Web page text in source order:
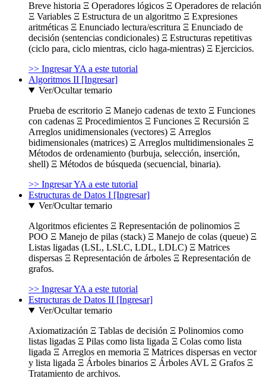
Breve historia Ξ Operadores lógicos Ξ Operadores de relación
Ξ Variables Ξ Estructura de un algoritmo Ξ Expresiones
aritméticas Ξ Enunciado lectura/escritura Ξ Enunciado de
decisión (sentencias condicionales) Ξ Estructuras repetitivas
(ciclo para, ciclo mientras, ciclo haga-mientras) Ξ Ejercicios.
>> Ingresar YA a este tutorial
Algoritmos II [Ingresar]
Ver/Ocultar temario
Prueba de escritorio Ξ Manejo cadenas de texto Ξ Funciones
con cadenas Ξ Procedimientos Ξ Funciones Ξ Recursión Ξ
Arreglos unidimensionales (vectores) Ξ Arreglos
bidimensionales (matrices) Ξ Arreglos multidimensionales Ξ
Métodos de ordenamiento (burbuja, selección, inserción,
shell) Ξ Métodos de búsqueda (secuencial, binaria).
>> Ingresar YA a este tutorial
Estructuras de Datos I [Ingresar]
Ver/Ocultar temario
Algoritmos eficientes Ξ Representación de polinomios Ξ
POO Ξ Manejo de pilas (stack) Ξ Manejo de colas (queue) Ξ
Listas ligadas (LSL, LSLC, LDL, LDLC) Ξ Matrices
dispersas Ξ Representación de árboles Ξ Representación de
grafos.
>> Ingresar YA a este tutorial
Estructuras de Datos II [Ingresar]
Ver/Ocultar temario
Axiomatización Ξ Tablas de decisión Ξ Polinomios como
listas ligadas Ξ Pilas como lista ligada Ξ Colas como lista
ligada Ξ Arreglos en memoria Ξ Matrices dispersas en vector
y lista ligada Ξ Árboles binarios Ξ Árboles AVL Ξ Grafos Ξ
Tratamiento de archivos.